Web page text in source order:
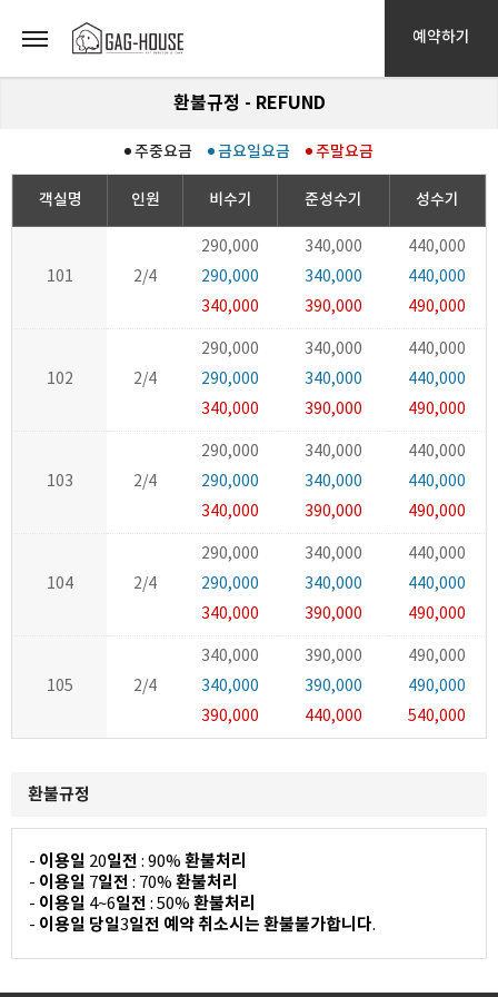
예약하기
환불규정 - REFUND
주중요금 금요일요금 주말요금
객실명 인원 비수기 준성수기 성수기
101 2/4
290,000
290,000
340,000
340,000
340,000
390,000
440,000
440,000
490,000
102 2/4
290,000
290,000
340,000
340,000
340,000
390,000
440,000
440,000
490,000
103 2/4
290,000
290,000
340,000
340,000
340,000
390,000
440,000
440,000
490,000
104 2/4
290,000
290,000
340,000
340,000
340,000
390,000
440,000
440,000
490,000
105 2/4
340,000
340,000
390,000
390,000
390,000
440,000
490,000
490,000
540,000
환불규정
- 이용일 20일전 : 90% 환불처리
- 이용일 7일전 : 70% 환불처리
- 이용일 4~6일전 : 50% 환불처리
- 이용일 당일3일전 예약 취소시는 환불불가합니다.